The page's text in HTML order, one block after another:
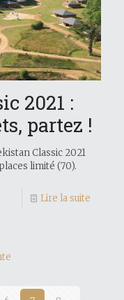
2021 :
partez !
Classic 2021
limité (70).
Lire la suite